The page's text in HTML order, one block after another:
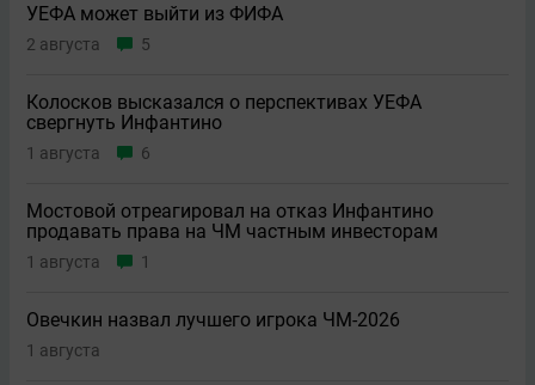
УЕФА может выйти из ФИФА
2 августа 5
Колосков высказался о перспективах УЕФА
свергнуть Инфантино
1 августа 6
Мостовой отреагировал на отказ Инфантино
продавать права на ЧМ частным инвесторам
1 августа 1
Овечкин назвал лучшего игрока ЧМ-2026
1 августа